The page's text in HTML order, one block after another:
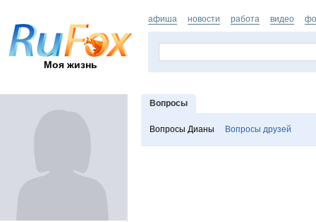
Моя жизнь
афиша новости работа видео
Вопросы
Вопросы Дианы Вопросы друзей